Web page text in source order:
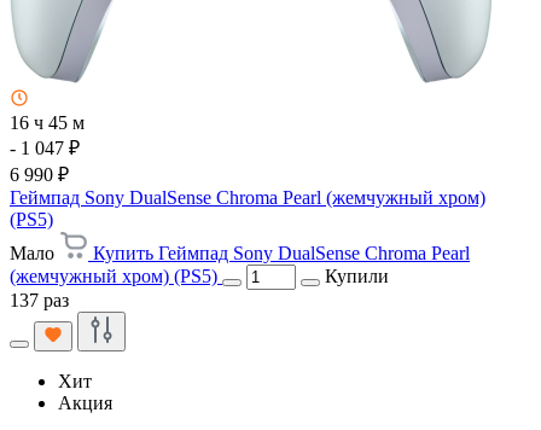
16 ч 45 м
- 1 047 ₽
6 990 ₽
Геймпад Sony DualSense Chroma Pearl (жемчужный хром)
(PS5)
Мало
Купить Геймпад Sony DualSense Chroma Pearl
(жемчужный хром) (PS5)
Купили
137 раз
Хит
Акция